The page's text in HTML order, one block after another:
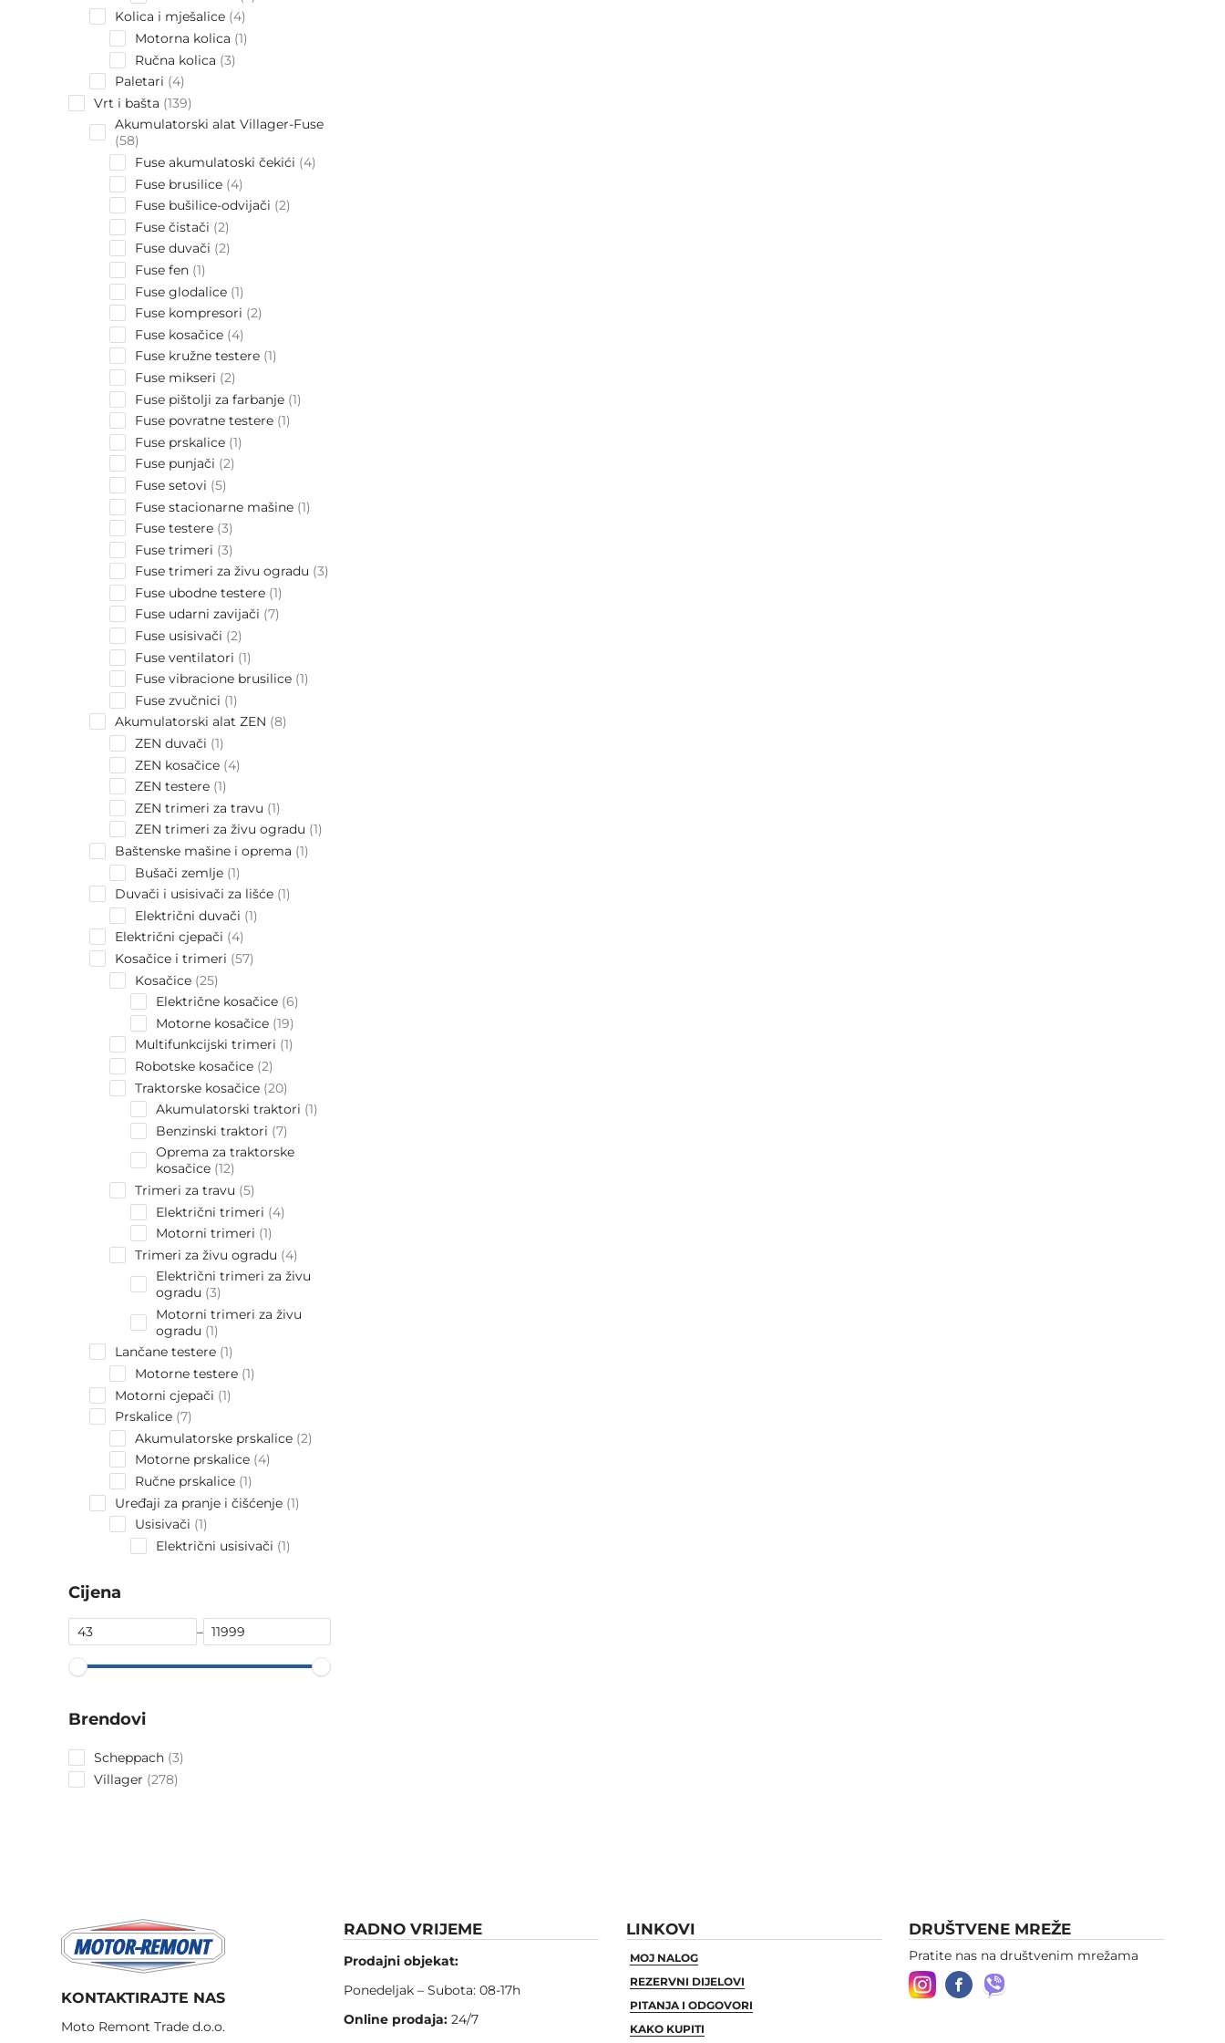
Kolica i mješalice 44
products
Motorna kolica 11
Ručna kolica 33
Paletari 44
products
Vrt i bašta 139139
products
Akumulatorski alat Villager-Fuse
5858
products
Fuse akumulatoski čekići 44
Fuse brusilice 44
products
Fuse bušilice-odvijači 22
Fuse čistači 22
products
Fuse duvači 22
Fuse fen 11
product
Fuse glodalice 11
product
Fuse kompresori 22
Fuse kosačice 44
products
Fuse kružne testere 11
Fuse mikseri 22
products
Fuse pištolji za farbanje 11
Fuse povratne testere 11
Fuse prskalice 11
Fuse punjači 22
Fuse setovi 55
products
Fuse stacionarne mašine 11
Fuse testere 33
products
Fuse trimeri 33
products
Fuse trimeri za živu ogradu 33
Fuse ubodne testere 11
product
Fuse udarni zavijači 77
Fuse usisivači 22
products
Fuse ventilatori 11
product
Fuse vibracione brusilice 11
Fuse zvučnici 11
product
Akumulatorski alat ZEN 88
ZEN duvači 11
product
ZEN kosačice 44
ZEN testere 11
product
ZEN trimeri za travu 11
product
ZEN trimeri za živu ogradu 11
Baštenske mašine i oprema 11
Bušači zemlje 11
product
Duvači i usisivači za lišće 11
Električni duvači 11
Električni cjepači 44
products
Kosačice i trimeri 5757
Kosačice 2525
products
Električne kosačice 66
Motorne kosačice 1919
products
Multifunkcijski trimeri 11
Robotske kosačice 22
products
Traktorske kosačice 2020
products
Akumulatorski traktori 11
Benzinski traktori 77
products
Oprema za traktorske
kosačice 1212
products
Trimeri za travu 55
products
Električni trimeri 44
Motorni trimeri 11
product
Trimeri za živu ogradu 44
products
Električni trimeri za živu
ogradu 33
products
Motorni trimeri za živu
ogradu 11
product
Lančane testere 11
product
Motorne testere 11
Motorni cjepači 11
Prskalice 77
products
Akumulatorske prskalice 22
Motorne prskalice 44
Ručne prskalice 11
product
Uređaji za pranje i čišćenje 11
Usisivači 11
product
Električni usisivači 11
Cijena
–
Brendovi
Scheppach 33
Villager 278278
KONTAKTIRAJTE NAS
Moto Remont Trade d.o.o.
RADNO VRIJEME
Prodajni objekat:
Ponedeljak – Subota: 08-17h
Online prodaja: 24/7
LINKOVI
MOJ NALOG
REZERVNI DIJELOVI
PITANJA I ODGOVORI
KAKO KUPITI
DRUŠTVENE MREŽE
Pratite nas na društvenim mrežama